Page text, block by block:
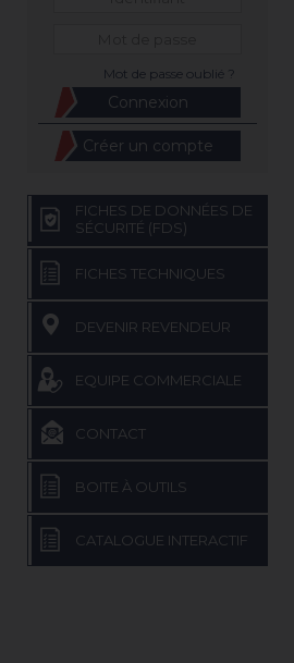
Mot de passe oublié ?
Créer un compte
FICHES DE DONNÉES DE
SÉCURITÉ (FDS)
FICHES TECHNIQUES
DEVENIR REVENDEUR
EQUIPE COMMERCIALE
CONTACT
BOITE À OUTILS
CATALOGUE INTERACTIF